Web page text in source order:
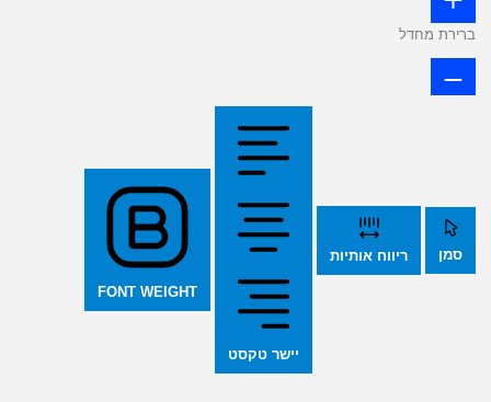
ברירת מחדל
סמן ריווח אותיות
יישר טקסט
FONT WEIGHT